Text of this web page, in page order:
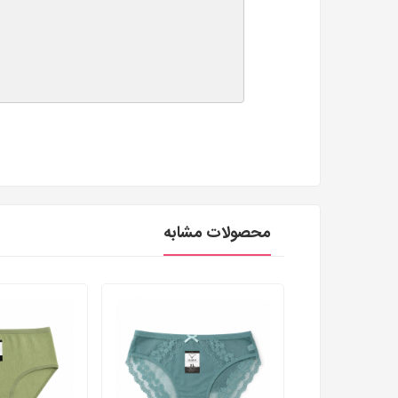
محصولات مشابه